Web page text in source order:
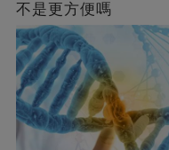
不是更方便嗎